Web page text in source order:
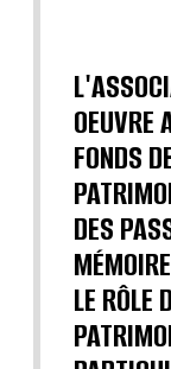
OEUVRE
FONDS
DES
LE